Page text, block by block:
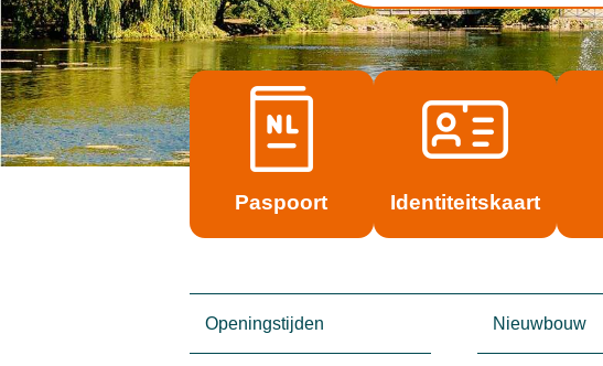
Paspoort Identiteitskaart
Openingstijden Nieuwbouw